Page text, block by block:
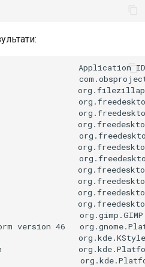
Application
version 46